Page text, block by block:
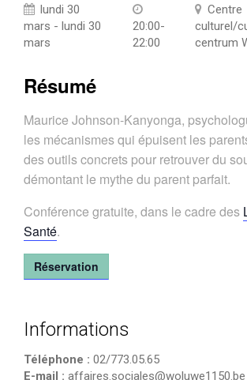
lundi 30
mars - lundi 30
mars
20:00-
22:00
Centre
culturel/
centrum
Résumé
Maurice Johnson-Kanyonga,
les mécanismes qui épuisent les
des outils concrets pour retrouver du
démontant le mythe du parent parfait.
Conférence gratuite, dans le cadre des
Santé.
Réservation
Informations
Téléphone : 02/773.05.65
E-mail : affaires.sociales@woluwe1150.be